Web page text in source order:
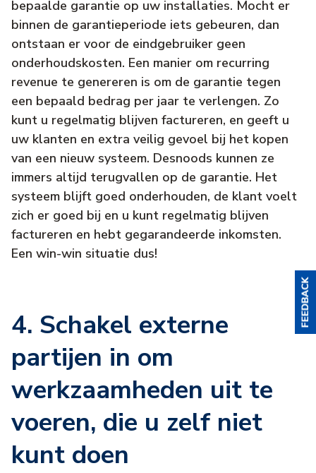
bepaalde garantie op uw installaties. Mocht er
binnen de garantieperiode iets gebeuren, dan
ontstaan er voor de eindgebruiker geen
onderhoudskosten. Een manier om recurring
revenue te genereren is om de garantie tegen
een bepaald bedrag per jaar te verlengen. Zo
kunt u regelmatig blijven factureren, en geeft u
uw klanten en extra veilig gevoel bij het kopen
van een nieuw systeem. Desnoods kunnen ze
immers altijd terugvallen op de garantie. Het
systeem blijft goed onderhouden, de klant voelt
zich er goed bij en u kunt regelmatig blijven
factureren en hebt gegarandeerde inkomsten.
Een win-win situatie dus!
4. Schakel externe
partijen in om
werkzaamheden uit te
voeren, die u zelf niet
kunt doen